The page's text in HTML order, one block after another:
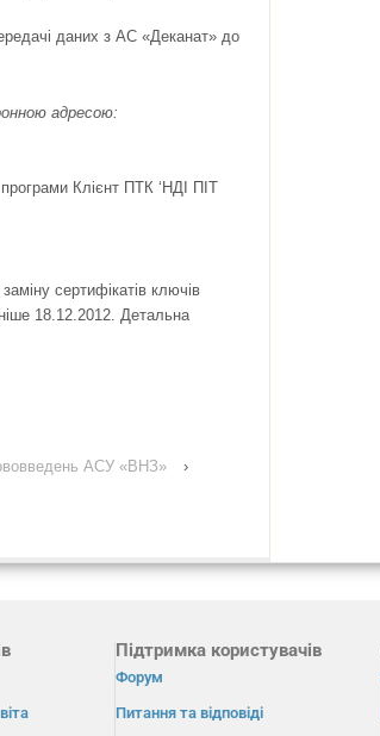
даних з АС «Деканат» до
адресою:
Клієнт ПТК ‘НДІ ПІТ
сертифікатів ключів
18.12.2012. Детальна
АСУ «ВНЗ» ›
Підтримка користувачів
Форум
Питання та відповіді